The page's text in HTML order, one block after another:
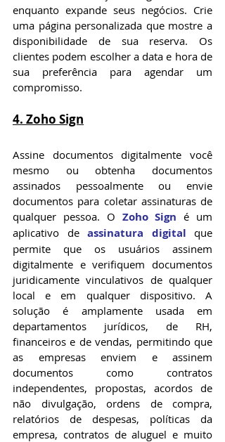
enquanto expande seus negócios. Crie
uma página personalizada que mostre a
disponibilidade de sua reserva. Os
clientes podem escolher a data e hora de
sua preferência para agendar um
compromisso.
4. Zoho Sign
Assine documentos digitalmente você
mesmo ou obtenha documentos
assinados pessoalmente ou envie
documentos para coletar assinaturas de
qualquer pessoa. O Zoho Sign é um
aplicativo de assinatura digital que
permite que os usuários assinem
digitalmente e verifiquem documentos
juridicamente vinculativos de qualquer
local e em qualquer dispositivo. A
solução é amplamente usada em
departamentos jurídicos, de RH,
financeiros e de vendas, permitindo que
as empresas enviem e assinem
documentos como contratos
independentes, propostas, acordos de
não divulgação, ordens de compra,
relatórios de despesas, políticas da
empresa, contratos de aluguel e muito